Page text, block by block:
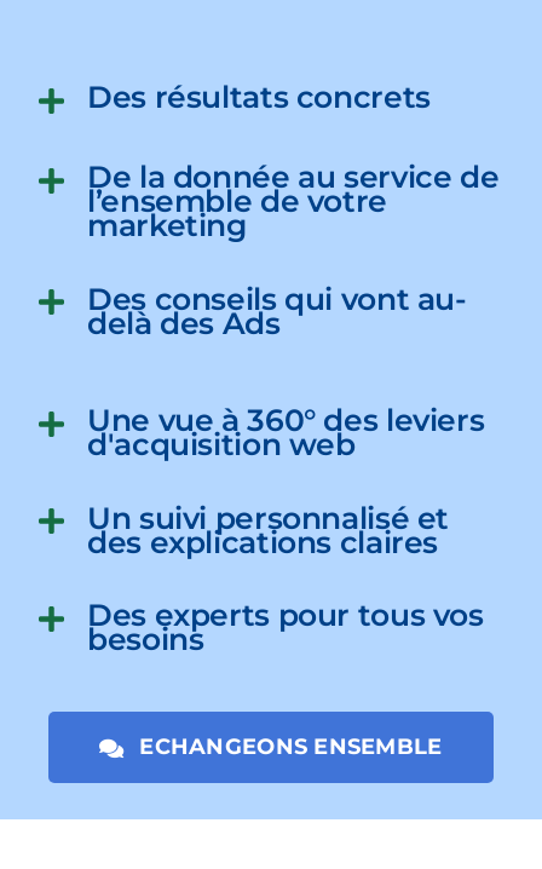
Des résultats concrets
De la donnée au service de
l’ensemble de votre
marketing
Des conseils qui vont au-
delà des Ads
Une vue à 360° des leviers
d'acquisition web
Un suivi personnalisé et
des explications claires
Des experts pour tous vos
besoins
ECHANGEONS ENSEMBLE